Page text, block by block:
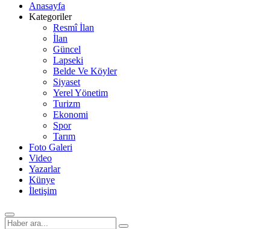
Anasayfa
Kategoriler
Resmî İlan
İlan
Güncel
Lapseki
Belde Ve Köyler
Siyaset
Yerel Yönetim
Turizm
Ekonomi
Spor
Tarım
Foto Galeri
Video
Yazarlar
Künye
İletişim